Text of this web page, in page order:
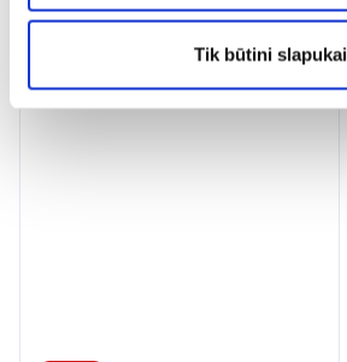
Tik būtini slapukai
Dažnai perkama kartu